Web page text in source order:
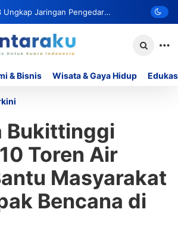
Ungkap Jaringan Pengedar
Satresnarkoba Polresta
& Bisnis Wisata & Gaya Hidup
Bukittinggi
Toren Air
Masyarakat
Bencana di